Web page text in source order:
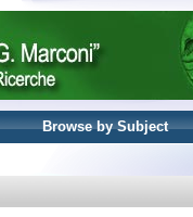
Browse by Subject